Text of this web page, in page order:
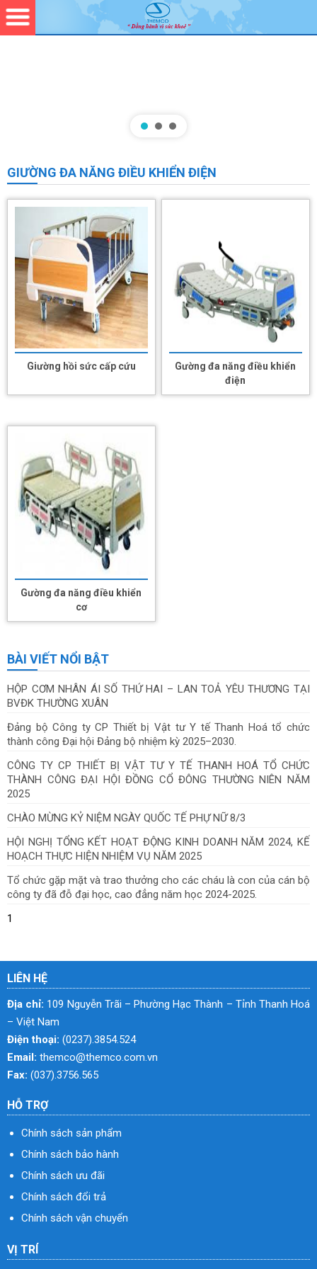
GIƯỜNG ĐA NĂNG ĐIỀU KHIỂN ĐIỆN
Giường hồi sức cấp cứu
Gường đa năng điều khiển
điện
Gường đa năng điều khiển
cơ
BÀI VIẾT NỔI BẬT
HỘP CƠM NHÂN ÁI SỐ THỨ HAI – LAN TOẢ YÊU THƯƠNG TẠI
BVĐK THƯỜNG XUÂN
Đảng bộ Công ty CP Thiết bị Vật tư Y tế Thanh Hoá tổ chức
thành công Đại hội Đảng bộ nhiệm kỳ 2025–2030.
CÔNG TY CP THIẾT BỊ VẬT TƯ Y TẾ THANH HOÁ TỔ CHỨC
THÀNH CÔNG ĐẠI HỘI ĐỒNG CỔ ĐÔNG THƯỜNG NIÊN NĂM
2025
CHÀO MỪNG KỶ NIỆM NGÀY QUỐC TẾ PHỰ NỮ 8/3
HỘI NGHỊ TỔNG KẾT HOẠT ĐỘNG KINH DOANH NĂM 2024, KẾ
HOẠCH THỰC HIỆN NHIỆM VỤ NĂM 2025
Tổ chức gặp mặt và trao thưởng cho các cháu là con của cán bộ
công ty đã đỗ đại học, cao đẳng năm học 2024-2025.
1
LIÊN HỆ
Địa chỉ: 109 Nguyễn Trãi – Phường Hạc Thành – Tỉnh Thanh Hoá
– Việt Nam
Điện thoại: (0237).3854.524
Email: themco@themco.com.vn
Fax: (037).3756.565
HỖ TRỢ
Chính sách sản phẩm
Chính sách bảo hành
Chính sách ưu đãi
Chính sách đổi trả
Chính sách vận chuyển
VỊ TRÍ